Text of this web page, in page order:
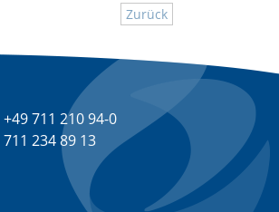
Zurück
711 210 94-0
711 234 89 13